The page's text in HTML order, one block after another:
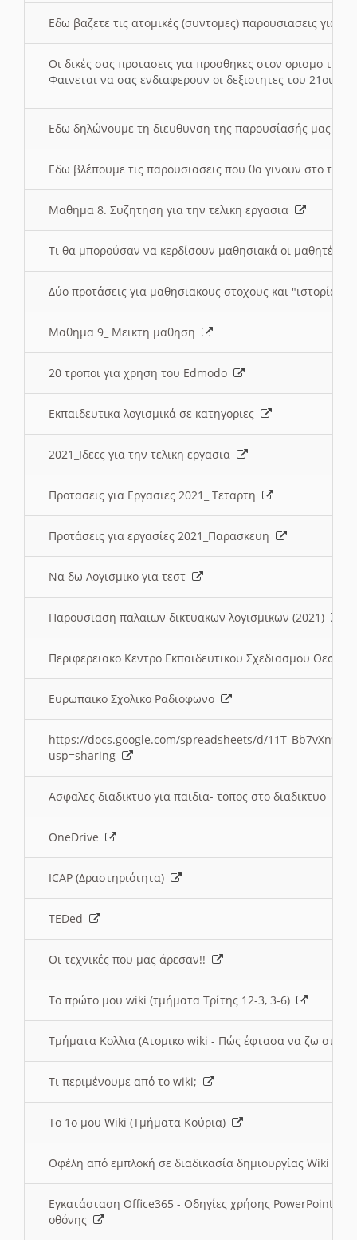
Εδω βαζετε τις ατομικές (συντομες) παρουσιασεις για
Οι δικές σας προτασεις για προσθηκες στον ορισμο
Φαινεται να σας ενδιαφερουν οι δεξιοτητες του 21ου
Εδω δηλώνουμε τη διευθυνση της παρουσίασής μας
Εδω βλέπουμε τις παρουσιασεις που θα γινουν στο
Μαθημα 8. Συζητηση για την τελικη εργασια
Τι θα μπορούσαν να κερδίσουν μαθησιακά οι μαθητές/
Δύο προτάσεις για μαθησιακους στοχους και "ιστορία"
Μαθημα 9_ Μεικτη μαθηση
20 τροποι για χρηση του Edmodo
Εκπαιδευτικα λογισμικά σε κατηγοριες
2021_Ιδεες για την τελικη εργασια
Προτασεις για Εργασιες 2021_ Τεταρτη
Προτάσεις για εργασίες 2021_Παρασκευη
Να δω Λογισμικο για τεστ
Παρουσιαση παλαιων δικτυακων λογισμικων (2021)
Περιφερειακο Κεντρο Εκπαιδευτικου Σχεδιασμου
Ευρωπαικο Σχολικο Ραδιοφωνο
https://docs.google.com/spreadsheets/d/
usp=sharing
Ασφαλες διαδικτυο για παιδια- τοπος στο διαδικτυο
OneDrive
ICAP (Δραστηριότητα)
TEDed
Οι τεχνικές που μας άρεσαν!!
Το πρώτο μου wiki (τμήματα Τρίτης 12-3, 3-6)
Τμήματα Κολλια (Ατομικο wiki - Πώς έφτασα να ζω στην
Τι περιμένουμε από το wiki;
Το 1ο μου Wiki (Τμήματα Κούρια)
Οφέλη από εμπλοκή σε διαδικασία δημιουργίας Wiki
Εγκατάσταση Office365 - Οδηγίες χρήσης PowerPoint
οθόνης